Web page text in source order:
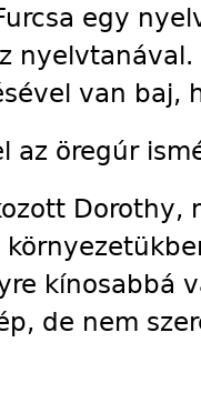
egy
van baj,
az öregúr
Dorothy,
kínosabbá
de nem